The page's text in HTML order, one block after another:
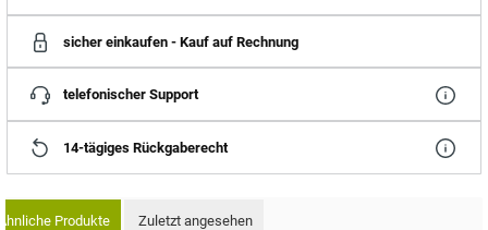
sicher einkaufen - Kauf auf Rechnung
telefonischer Support
14-tägiges Rückgaberecht
Produkte Zuletzt angesehen